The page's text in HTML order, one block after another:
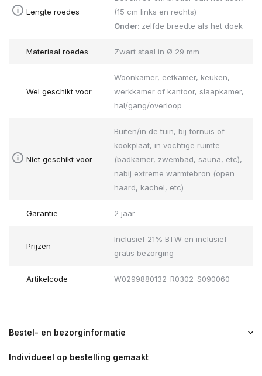
Lengte roedes
(15 cm links en rechts)
Onder: zelfde breedte als het doek
Materiaal roedes Zwart staal in Ø 29 mm
Wel geschikt voor
Woonkamer, eetkamer, keuken,
werkkamer of kantoor, slaapkamer,
hal/gang/overloop
Niet geschikt voor
Buiten/in de tuin, bij fornuis of
kookplaat, in vochtige ruimte
(badkamer, zwembad, sauna, etc),
nabij extreme warmtebron (open
haard, kachel, etc)
Garantie 2 jaar
Prijzen
Inclusief 21% BTW en inclusief
gratis bezorging
Artikelcode W0299880132-R0302-S090060
Bestel- en bezorginformatie
Individueel op bestelling gemaakt